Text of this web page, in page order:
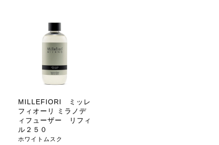
MILLEFIORI ミッレ
フィオーリ ミラノデ
ィフューザー リフィ
ル２５０
ホワイトムスク